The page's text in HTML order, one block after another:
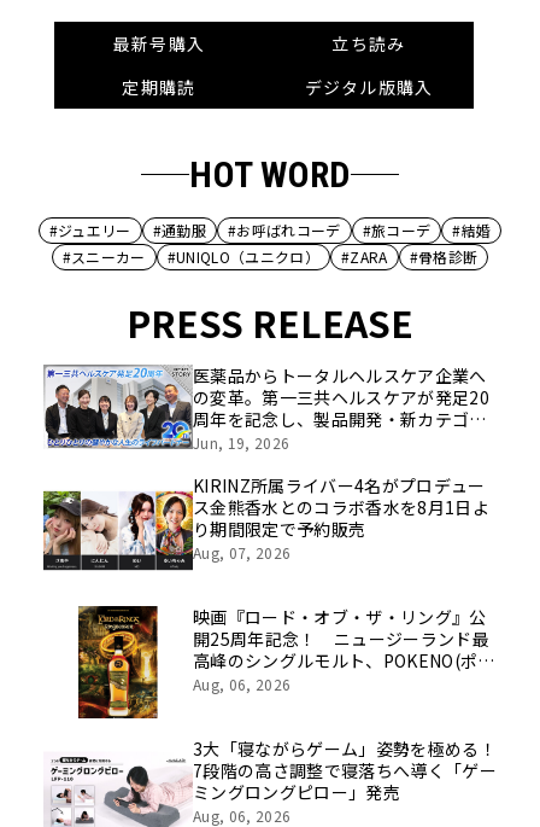
最新号購入
立ち読み
定期購読
デジタル版購入
HOT WORD
#ジュエリー #通勤服 #お呼ばれコーデ #旅コーデ
#結婚
#スニーカー
#UNIQLO（ユニクロ） #ZARA #骨格診断
PRESS RELEASE
医薬品からトータルヘルスケア企業へ
の変革。第一三共ヘルスケアが発足20
周年を記念し、製品開発・新カテゴリ
挑戦の舞台や旧社統合時のエピソード
像を公開！
Jun, 19, 2026
KIRINZ所属ライバー4名がプロデュー
ス金熊香水とのコラボ香水を8月1日よ
り期間限定で予約販売
Aug, 07, 2026
映画『ロード・オブ・ザ・リング』公
開25周年記念！ ニュージーランド最
高峰のシングルモルト、POKENO(ポケ
ノ)より 数量限定ウイスキー「リング
Aug, 06, 2026
3大「寝ながらゲーム」姿勢を極める！
7段階の高さ調整で寝落ちへ導く「ゲー
ミングロングピロー」発売
Aug, 06, 2026